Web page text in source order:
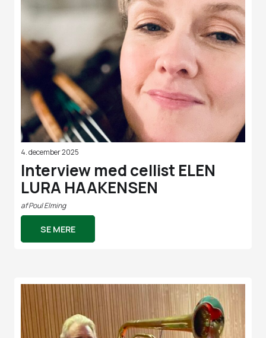
4. december 2025
Interview med cellist ELEN
LURA HAAKENSEN
afPoul Elming
SE MERE